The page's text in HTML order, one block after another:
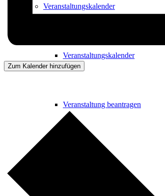
Veranstaltungskalender
Veranstaltungskalender
Veranstaltung beantragen
Zum Kalender hinzufügen